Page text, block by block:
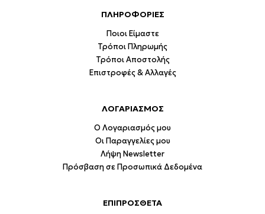
ΠΛΗΡΟΦΟΡΙΕΣ
Ποιοι Είμαστε
Τρόποι Πληρωμής
Τρόποι Αποστολής
Επιστροφές & Αλλαγές
ΛΟΓΑΡΙΑΣΜΟΣ
Ο Λογαριασμός μου
Οι Παραγγελίες μου
Λήψη Newsletter
Πρόσβαση σε Προσωπικά Δεδομένα
ΕΠΙΠΡΟΣΘΕΤΑ